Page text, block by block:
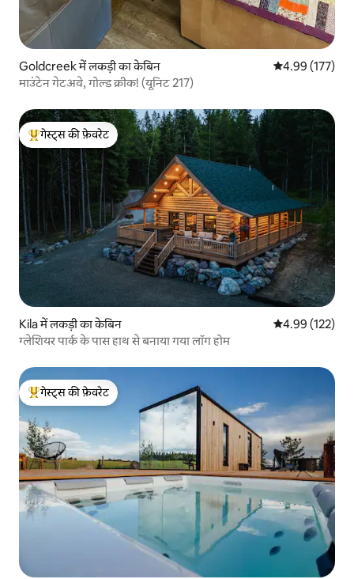
Goldcreek में लकड़ी का केबिन औसत रेटिंग 5 में से
4.99 (177)
माउंटेन गेटअवे, गोल्ड क्रीक! (यूनिट 217)
गेस्ट्स का टॉप फ़ेवरेट
गेस्ट्स की फ़ेवरेट
Kila में लकड़ी का केबिन औसत रेटिंग 5 में से
4.99 (122)
ग्लेशियर पार्क के पास हाथ से बनाया गया लॉग होम
गेस्ट्स का टॉप फ़ेवरेट
गेस्ट्स की फ़ेवरेट